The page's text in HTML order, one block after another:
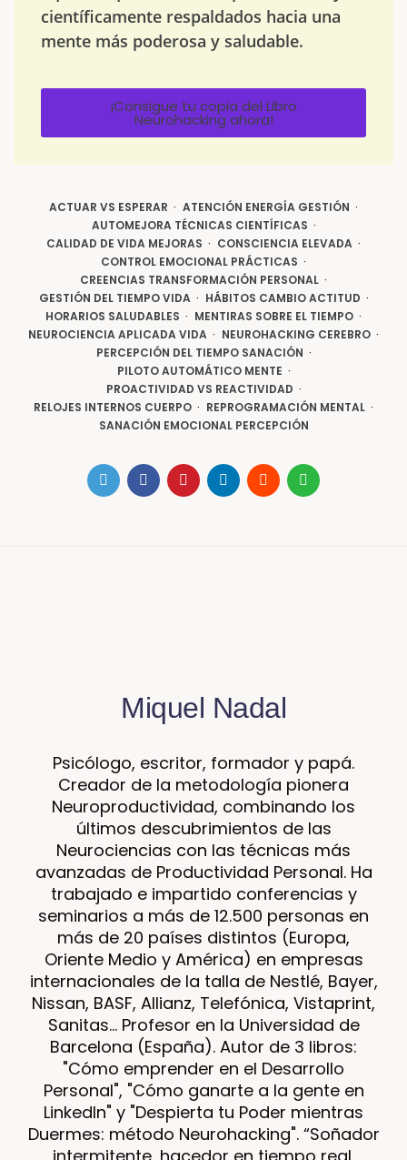
científicamente respaldados hacia una
mente más poderosa y saludable.
¡Consigue tu copia del Libro
Neurohacking ahora!
ACTUAR VS ESPERAR
ATENCIÓN ENERGÍA GESTIÓN
AUTOMEJORA TÉCNICAS CIENTÍFICAS
CALIDAD DE VIDA MEJORAS
CONSCIENCIA ELEVADA
CONTROL EMOCIONAL PRÁCTICAS
CREENCIAS TRANSFORMACIÓN PERSONAL
GESTIÓN DEL TIEMPO VIDA
HÁBITOS CAMBIO ACTITUD
HORARIOS SALUDABLES
MENTIRAS SOBRE EL TIEMPO
NEUROCIENCIA APLICADA VIDA
NEUROHACKING CEREBRO
PERCEPCIÓN DEL TIEMPO SANACIÓN
PILOTO AUTOMÁTICO MENTE
PROACTIVIDAD VS REACTIVIDAD
RELOJES INTERNOS CUERPO
REPROGRAMACIÓN MENTAL
SANACIÓN EMOCIONAL PERCEPCIÓN
Miquel Nadal
Psicólogo, escritor, formador y papá.
Creador de la metodología pionera
Neuroproductividad, combinando los
últimos descubrimientos de las
Neurociencias con las técnicas más
avanzadas de Productividad Personal. Ha
trabajado e impartido conferencias y
seminarios a más de 12.500 personas en
más de 20 países distintos (Europa,
Oriente Medio y América) en empresas
internacionales de la talla de Nestlé, Bayer,
Nissan, BASF, Allianz, Telefónica, Vistaprint,
Sanitas… Profesor en la Universidad de
Barcelona (España). Autor de 3 libros:
"Cómo emprender en el Desarrollo
Personal", "Cómo ganarte a la gente en
LinkedIn" y "Despierta tu Poder mientras
Duermes: método Neurohacking". “Soñador